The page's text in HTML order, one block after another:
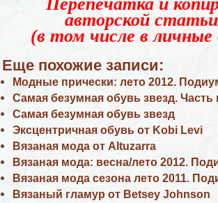
авторской
(в том числе в личные
Еще похожие записи:
Модные прически: лето 2012.
Самая безумная обувь звезд. Часть
Самая безумная обувь звезд
Эксцентричная обувь от Kobi Levi
Вязаная мода от Altuzarra
Вязаная мода: весна/лето 2012.
Вязаная мода сезона лето 2011.
Вязаный гламур от Betsey Johnson